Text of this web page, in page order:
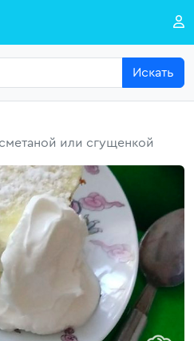
Искать
или сгущенкой